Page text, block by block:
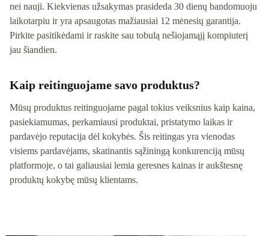
nei nauji. Kiekvienas užsakymas prasideda 30 dienų bandomuoju
laikotarpiu ir yra apsaugotas mažiausiai 12 mėnesių garantija.
Pirkite pasitikėdami ir raskite sau tobulą nešiojamąjį kompiuterį
jau šiandien.
Kaip reitinguojame savo produktus?
Mūsų produktus reitinguojame pagal tokius veiksnius kaip kaina,
pasiekiamumas, perkamiausi produktai, pristatymo laikas ir
pardavėjo reputacija dėl kokybės. Šis reitingas yra vienodas
visiems pardavėjams, skatinantis sąžiningą konkurenciją mūsų
platformoje, o tai galiausiai lemia geresnes kainas ir aukštesnę
produktų kokybę mūsų klientams.